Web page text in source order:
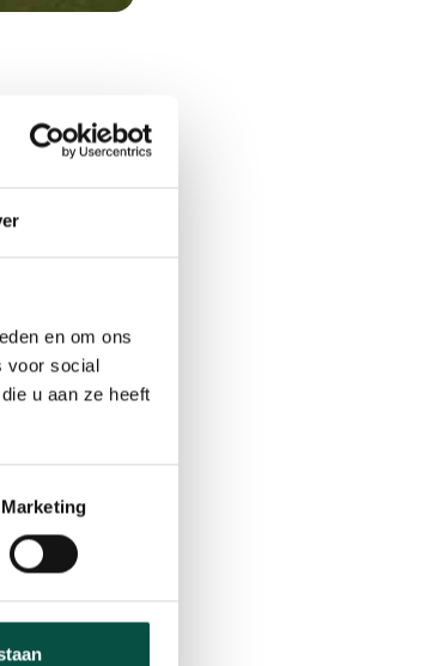
en om ons
voor social
u aan ze heeft
Marketing
met
‘Fresh
aan de
ruimte